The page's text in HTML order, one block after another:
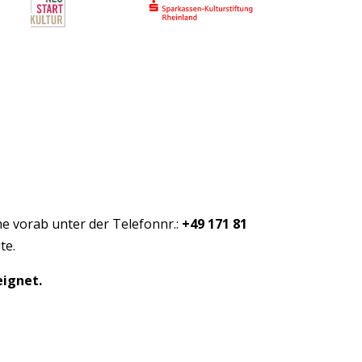
vorab unter der Telefonnr.: +49 171 81